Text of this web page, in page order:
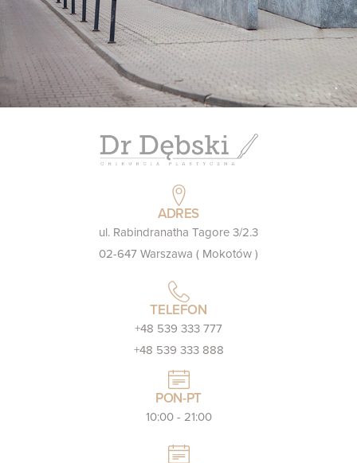
ADRES
ul. Rabindranatha Tagore 3/2.3
02-647 Warszawa ( Mokotów )
TELEFON
+48 539 333 777
+48 539 333 888
PON-PT
10:00 - 21:00